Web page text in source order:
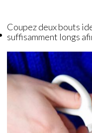
Coupez deux bouts
suffisamment longs